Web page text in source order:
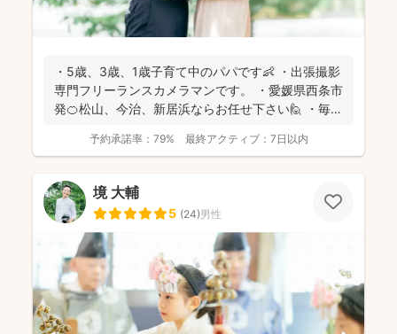
・5歳、3歳、1歳子育て中のパパです👶 ・出張撮影
専門フリーランスカメラマンです。 ・愛媛県西条市
発🍊松山、今治、新居浜ならお任せ下さい🙋 ・毎日
予約承諾率： 79% 最終アクティブ： 7日以内
境 大輔
5 (24)男性